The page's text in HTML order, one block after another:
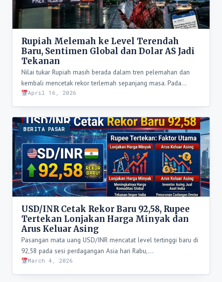
Rupiah Melemah ke Level Terendah
Baru, Sentimen Global dan Dolar AS Jadi
Tekanan
Nilai tukar Rupiah masih berada dalam tren pelemahan dan
kembali mencetak rekor terlemah sepanjang masa. Pada…
April 16, 2026
BERITA PASAR
USD/INR Cetak Rekor Baru 92,58, Rupee
Tertekan Lonjakan Harga Minyak dan
Arus Keluar Asing
Pasangan mata uang USD/INR mencatat level tertinggi baru di
92,58 pada sesi perdagangan Asia hari Rabu,…
March 4, 2026